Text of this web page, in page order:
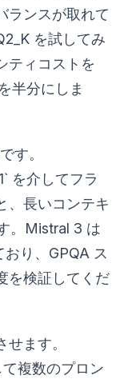
ランスが取れて
を試してみ
ティコストを
半分にしま
す。
を介してフラ
、長いコンテキ
。Mistral 3 は
り、GPQA ス
を検証してくだ
ます。
複数のプロン